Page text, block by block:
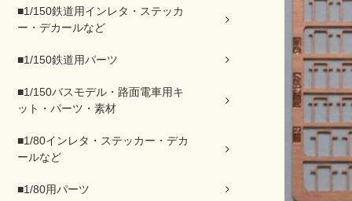
■1/150鉄道用インレタ・ステッカ
ー・デカールなど
■1/150鉄道用パーツ
■1/150バスモデル・路面電車用キ
ット・パーツ・素材
■1/80インレタ・ステッカー・デカ
ールなど
■1/80用パーツ